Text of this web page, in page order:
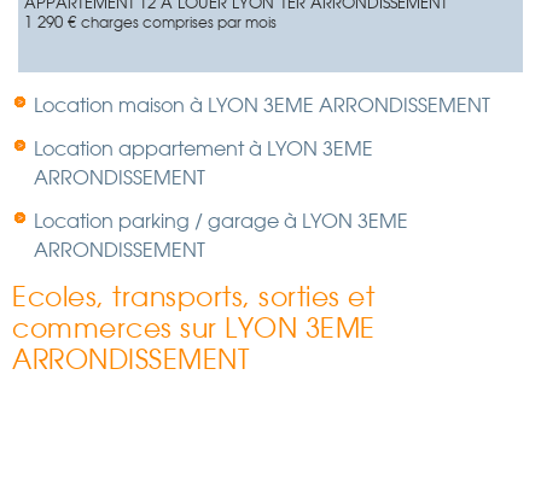
1 290 € charges comprises par mois
Location maison à LYON 3EME ARRONDISSEMENT
Location appartement à LYON 3EME
ARRONDISSEMENT
Location parking / garage à LYON 3EME
ARRONDISSEMENT
Ecoles, transports, sorties et
commerces sur LYON 3EME
ARRONDISSEMENT